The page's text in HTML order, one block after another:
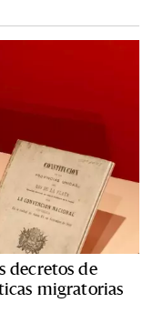
decretos de
migratorias